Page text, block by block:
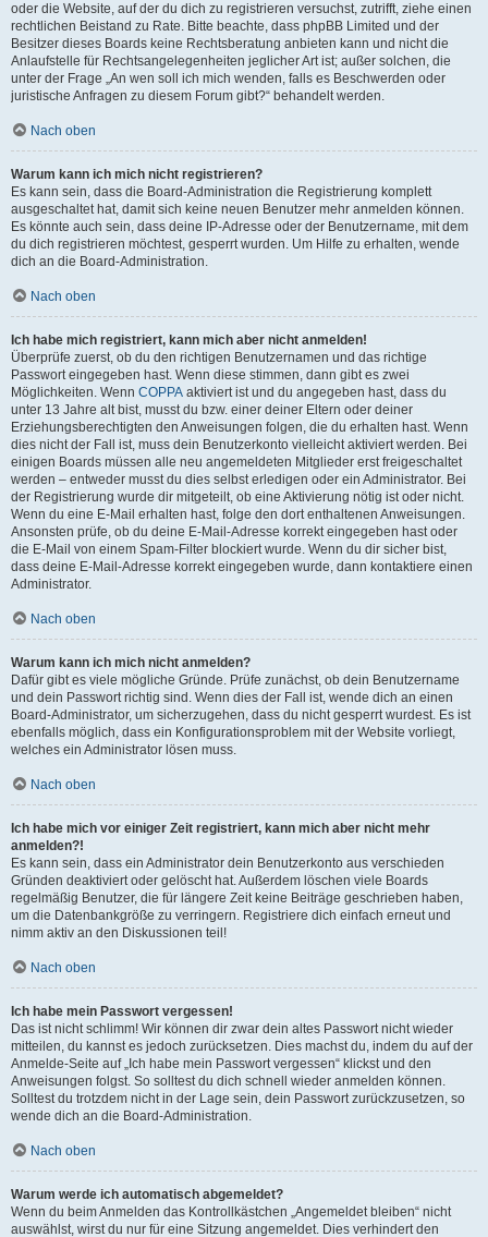
oder die Website, auf der du dich zu registrieren versuchst, zutrifft, ziehe einen
rechtlichen Beistand zu Rate. Bitte beachte, dass phpBB Limited und der
Besitzer dieses Boards keine Rechtsberatung anbieten kann und nicht die
Anlaufstelle für Rechtsangelegenheiten jeglicher Art ist; außer solchen, die
unter der Frage „An wen soll ich mich wenden, falls es Beschwerden oder
juristische Anfragen zu diesem Forum gibt?“ behandelt werden.
Nach oben
Warum kann ich mich nicht registrieren?
Es kann sein, dass die Board-Administration die Registrierung komplett
ausgeschaltet hat, damit sich keine neuen Benutzer mehr anmelden können.
Es könnte auch sein, dass deine IP-Adresse oder der Benutzername, mit dem
du dich registrieren möchtest, gesperrt wurden. Um Hilfe zu erhalten, wende
dich an die Board-Administration.
Nach oben
Ich habe mich registriert, kann mich aber nicht anmelden!
Überprüfe zuerst, ob du den richtigen Benutzernamen und das richtige
Passwort eingegeben hast. Wenn diese stimmen, dann gibt es zwei
Möglichkeiten. Wenn COPPA aktiviert ist und du angegeben hast, dass du
unter 13 Jahre alt bist, musst du bzw. einer deiner Eltern oder deiner
Erziehungsberechtigten den Anweisungen folgen, die du erhalten hast. Wenn
dies nicht der Fall ist, muss dein Benutzerkonto vielleicht aktiviert werden. Bei
einigen Boards müssen alle neu angemeldeten Mitglieder erst freigeschaltet
werden – entweder musst du dies selbst erledigen oder ein Administrator. Bei
der Registrierung wurde dir mitgeteilt, ob eine Aktivierung nötig ist oder nicht.
Wenn du eine E-Mail erhalten hast, folge den dort enthaltenen Anweisungen.
Ansonsten prüfe, ob du deine E-Mail-Adresse korrekt eingegeben hast oder
die E-Mail von einem Spam-Filter blockiert wurde. Wenn du dir sicher bist,
dass deine E-Mail-Adresse korrekt eingegeben wurde, dann kontaktiere einen
Administrator.
Nach oben
Warum kann ich mich nicht anmelden?
Dafür gibt es viele mögliche Gründe. Prüfe zunächst, ob dein Benutzername
und dein Passwort richtig sind. Wenn dies der Fall ist, wende dich an einen
Board-Administrator, um sicherzugehen, dass du nicht gesperrt wurdest. Es ist
ebenfalls möglich, dass ein Konfigurationsproblem mit der Website vorliegt,
welches ein Administrator lösen muss.
Nach oben
Ich habe mich vor einiger Zeit registriert, kann mich aber nicht mehr
anmelden?!
Es kann sein, dass ein Administrator dein Benutzerkonto aus verschieden
Gründen deaktiviert oder gelöscht hat. Außerdem löschen viele Boards
regelmäßig Benutzer, die für längere Zeit keine Beiträge geschrieben haben,
um die Datenbankgröße zu verringern. Registriere dich einfach erneut und
nimm aktiv an den Diskussionen teil!
Nach oben
Ich habe mein Passwort vergessen!
Das ist nicht schlimm! Wir können dir zwar dein altes Passwort nicht wieder
mitteilen, du kannst es jedoch zurücksetzen. Dies machst du, indem du auf der
Anmelde-Seite auf „Ich habe mein Passwort vergessen“ klickst und den
Anweisungen folgst. So solltest du dich schnell wieder anmelden können.
Solltest du trotzdem nicht in der Lage sein, dein Passwort zurückzusetzen, so
wende dich an die Board-Administration.
Nach oben
Warum werde ich automatisch abgemeldet?
Wenn du beim Anmelden das Kontrollkästchen „Angemeldet bleiben“ nicht
auswählst, wirst du nur für eine Sitzung angemeldet. Dies verhindert den